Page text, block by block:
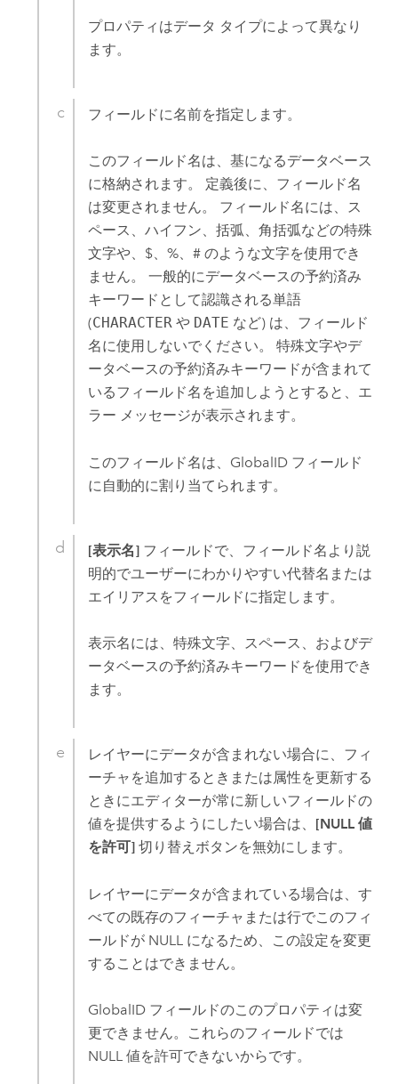
プロパティはデータ タイプによって異なり
ます。
フィールドに名前を指定します。
このフィールド名は、基になるデータベース
に格納されます。 定義後に、フィールド名
は変更されません。 フィールド名には、ス
ペース、ハイフン、括弧、角括弧などの特殊
文字や、$、%、# のような文字を使用でき
ません。 一般的にデータベースの予約済み
キーワードとして認識される単語
(CHARACTER や DATE など) は、フィールド
名に使用しないでください。 特殊文字やデ
ータベースの予約済みキーワードが含まれて
いるフィールド名を追加しようとすると、エ
ラー メッセージが表示されます。
このフィールド名は、GlobalID フィールド
に自動的に割り当てられます。
[表示名] フィールドで、フィールド名より説
明的でユーザーにわかりやすい代替名または
エイリアスをフィールドに指定します。
表示名には、特殊文字、スペース、およびデ
ータベースの予約済みキーワードを使用でき
ます。
レイヤーにデータが含まれない場合に、フィ
ーチャを追加するときまたは属性を更新する
ときにエディターが常に新しいフィールドの
値を提供するようにしたい場合は、 [NULL 値
を許可] 切り替えボタンを無効にします。
レイヤーにデータが含まれている場合は、す
べての既存のフィーチャまたは行でこのフィ
ールドが NULL になるため、この設定を変更
することはできません。
GlobalID フィールドのこのプロパティは変
更できません。これらのフィールドでは
NULL 値を許可できないからです。